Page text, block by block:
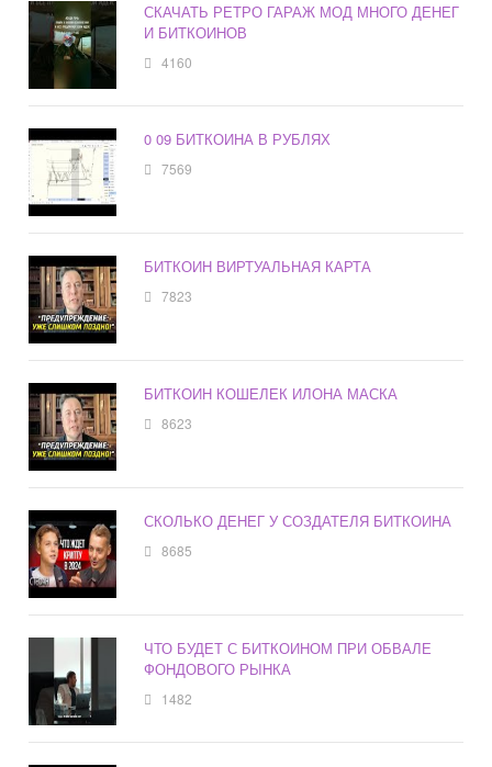
СКАЧАТЬ РЕТРО ГАРАЖ МОД МНОГО ДЕНЕГ
И БИТКОИНОВ
4160
0 09 БИТКОИНА В РУБЛЯХ
7569
БИТКОИН ВИРТУАЛЬНАЯ КАРТА
7823
БИТКОИН КОШЕЛЕК ИЛОНА МАСКА
8623
СКОЛЬКО ДЕНЕГ У СОЗДАТЕЛЯ БИТКОИНА
8685
ЧТО БУДЕТ С БИТКОИНОМ ПРИ ОБВАЛЕ
ФОНДОВОГО РЫНКА
1482